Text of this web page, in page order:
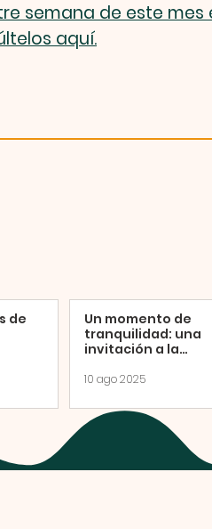
semana de este mes
aquí.
de
Un momento de
tranquilidad: una
invitación a la
del sábado
10 ago 2025